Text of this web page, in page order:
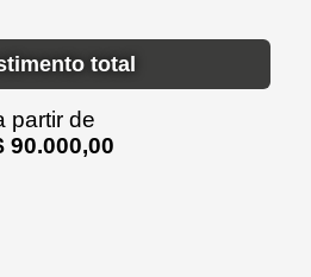
total
partir de
90.000,00